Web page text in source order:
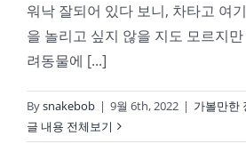
워낙 잘되어 있다 보니, 차타고 여
을 놀리고 싶지 않을 지도 모르지
려동물에 [...]
Bysnakebob | 9월 6th, 2022 | 가볼만한
글 내용 전체보기